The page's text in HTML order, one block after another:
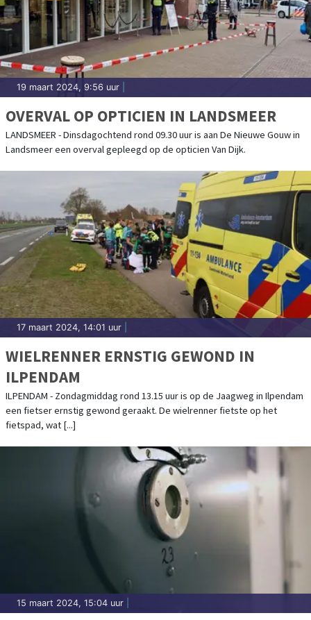
19 maart 2024, 9:56 uur
OVERVAL OP OPTICIEN IN LANDSMEER
LANDSMEER - Dinsdagochtend rond 09.30 uur is aan De Nieuwe Gouw in
Landsmeer een overval gepleegd op de opticien Van Dijk.
17 maart 2024, 14:01 uur
WIELRENNER ERNSTIG GEWOND IN
ILPENDAM
ILPENDAM - Zondagmiddag rond 13.15 uur is op de Jaagweg in Ilpendam
een fietser ernstig gewond geraakt. De wielrenner fietste op het
fietspad, wat [...]
15 maart 2024, 15:04 uur